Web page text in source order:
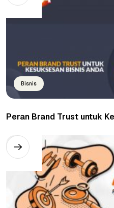
Bisnis
Peran Brand Trust untuk